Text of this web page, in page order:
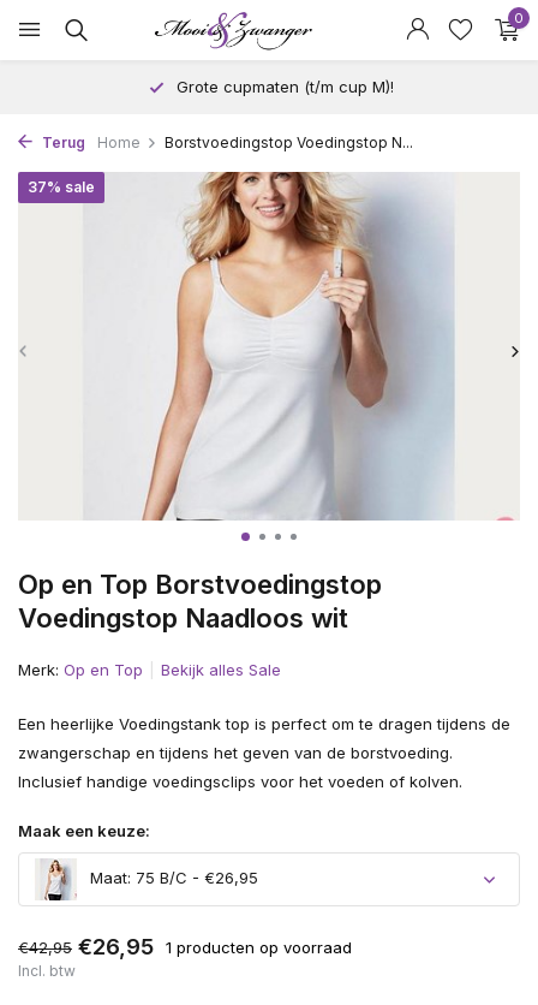
0
Grote cupmaten (t/m cup M)!
Terug Home Borstvoedingstop Voedingstop N...
Op en Top Borstvoedingstop
Voedingstop Naadloos wit
37% sale
Merk: Op en Top Bekijk alles Sale
Een heerlijke Voedingstank top is perfect om te dragen tijdens de
zwangerschap en tijdens het geven van de borstvoeding.
Inclusief handige voedingsclips voor het voeden of kolven.
Maak een keuze:
Maat: 75 B/C - €26,95
€42,95 €26,95 1 producten op voorraad
Incl. btw